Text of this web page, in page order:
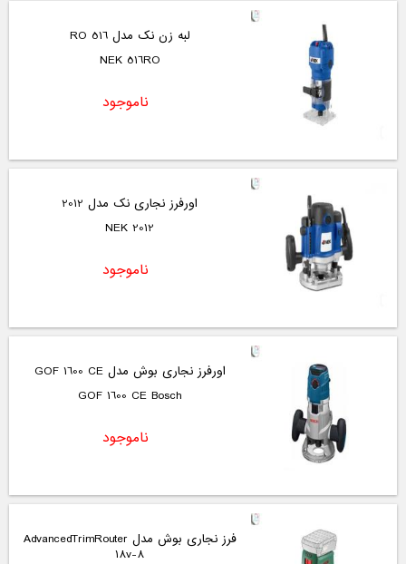
لبه زن نک مدل 516 RO
NEK 516RO
ناموجود
اورفرز نجاری نک مدل 2012
2012 NEK
ناموجود
اورفرز نجاری بوش مدل GOF 1600 CE
GOF 1600 CE Bosch
ناموجود
فرز نجاری بوش مدل AdvancedTrimRouter
18v-8